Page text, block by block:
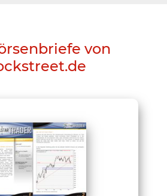
von